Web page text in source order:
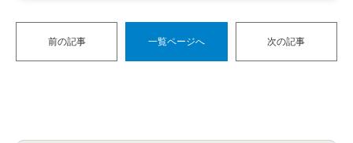
前の記事 一覧ページへ 次の記事